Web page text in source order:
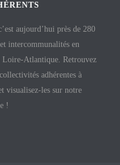
aujourd’hui près de 280
intercommunalités en
Loire-Atlantique. Retrouvez
adhérentes à
visualisez-les sur notre
!